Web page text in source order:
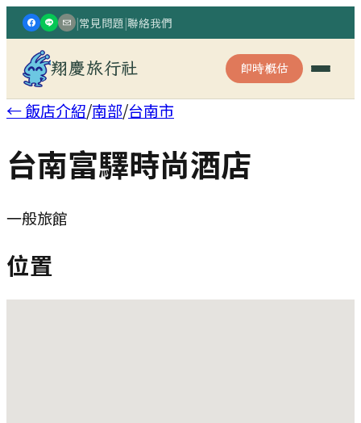
|常見問題|聯絡我們
翔慶旅行社 即時概估
← 飯店介紹/南部/台南市
台南富驛時尚酒店
一般旅館
位置